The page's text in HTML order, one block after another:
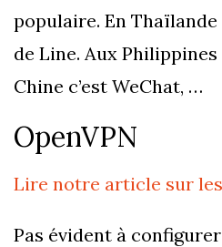
populaire. En Thaïlande
de Line. Aux Philippines
Chine c’est WeChat, …
OpenVPN
Lire notre article sur
Pas évident à